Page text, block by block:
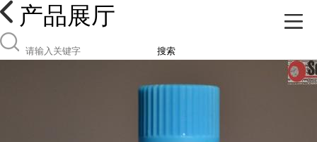
产品展厅
搜索